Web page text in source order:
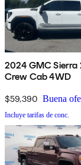
2024 GMC Sierra
Crew Cab 4WD
$59,390 Buena
Incluye tarifas de conc.